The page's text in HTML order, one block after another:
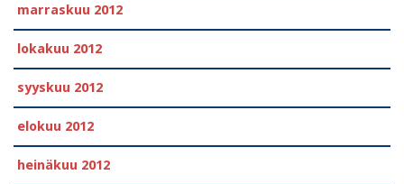
marraskuu 2012
lokakuu 2012
syyskuu 2012
elokuu 2012
heinäkuu 2012